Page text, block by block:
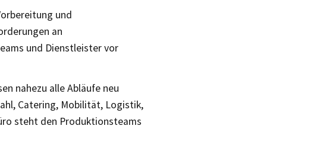
und
an
und Dienstleister vor
nahezu alle Abläufe neu
Catering, Mobilität, Logistik,
steht den Produktionsteams